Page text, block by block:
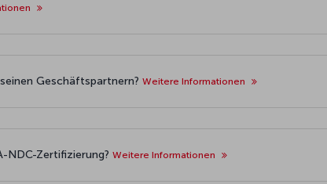
Geschäftspartnern? Weitere Informationen
NDC-Zertifizierung? Weitere Informationen